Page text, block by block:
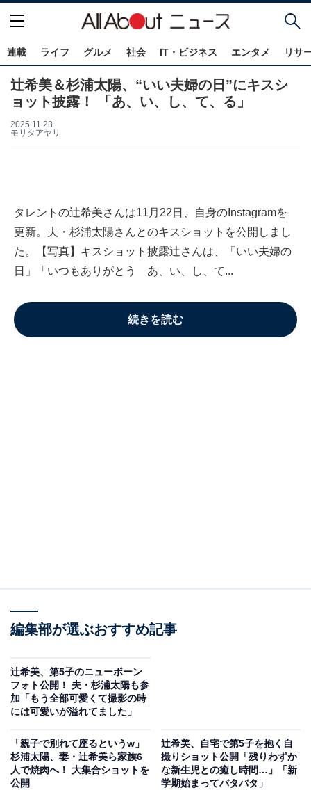
連載 ライフ グルメ 社会 IT・ビジネス エンタメ リサ
辻希美＆杉浦太陽、“いい夫婦の日”にキスシ
ョット披露！ 「あ、い、し、て、る」
2025.11.23
モリタアヤリ
タレントの辻希美さんは11月22日、自身のInstagramを
更新。夫・杉浦太陽さんとのキスショットを公開しまし
た。【写真】キスショット披露辻さんは、「いい夫婦の
日」「いつもありがとう あ、い、し、て...
続きを読む
編集部が選ぶおすすめ記事
辻希美、第5子のニューボーン
フォト公開！ 夫・杉浦太陽も参
加「もう全部可愛くて撮影の時
には可愛いが溢れてました」
「親子で別れて座るというw」
杉浦太陽、妻・辻希美ら家族6
人で焼肉へ！ 大集合ショットを
公開
辻希美、自宅で第5子を抱く自
撮りショット公開「残りわずか
な新生児との癒し時間…」「新
学期始まってバタバタ」